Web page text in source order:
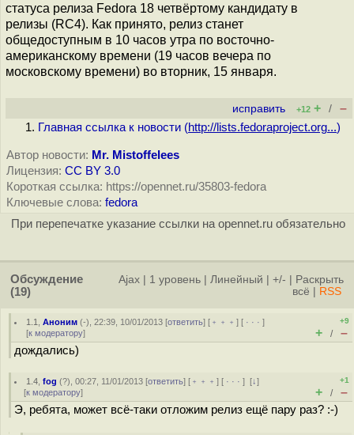
статуса релиза Fedora 18 четвёртому кандидату в
релизы (RC4). Как принято, релиз станет
общедоступным в 10 часов утра по восточно-
американскому времени (19 часов вечера по
московскому времени) во вторник, 15 января.
исправить +12 + / –
Главная ссылка к новости (http://lists.fedoraproject.org...)
Автор новости: Mr. Mistoffelees
Лицензия: CC BY 3.0
Короткая ссылка: https://opennet.ru/35803-fedora
Ключевые слова: fedora
При перепечатке указание ссылки на opennet.ru обязательно
Обсуждение
(19)
Ajax 1 уровень Линейный +/-
Раскрыть
всё
RSS
1.1 ,Аноним (-), 22:39, 10/01/2013 [ответить] [ ﹢﹢﹢] [ · · ·]
[к модератору]
+9
+ / –
дождались)
1.4 ,fog (?), 00:27, 11/01/2013 [ответить] [ ﹢﹢﹢] [ · · ·][↓]
[к модератору]
+1
+ / –
Э, ребята, может всё-таки отложим релиз ещё пару раз? :-)